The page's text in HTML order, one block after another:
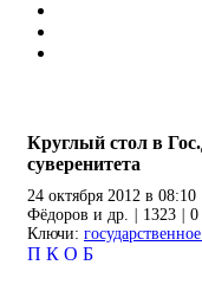
Круглый стол в
суверенитета
24 октября 2012 в 08:10
Фёдоров и др.
1323
0
Ключи:
П К О Б